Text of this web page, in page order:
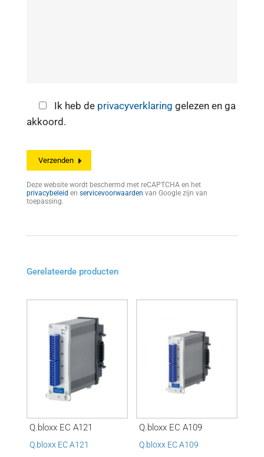
Ik heb de privacyverklaring gelezen en ga
akkoord.
Deze website wordt beschermd met reCAPTCHA en het
privacybeleid en servicevoorwaarden van Google zijn van
toepassing.
Gerelateerde producten
Q.bloxx EC A121
Q.bloxx EC A121
Q.bloxx EC A109
Q.bloxx EC A109